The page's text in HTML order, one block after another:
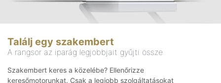
Találj egy szakembert
A rangsor az iparág legjobbjait gyűjti össze
Szakembert keres a közelébe? Ellenőrizze
keresőmotorunkat. Csak a legjobb szolgáltatásokat